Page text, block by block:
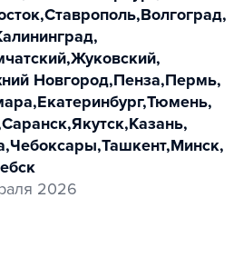
,Ставрополь,Волгоград,
,
,Жуковский,
Новгород,Пенза,Пермь,
,Екатеринбург,Тюмень,
Саранск,Якутск,Казань,
,Чебоксары,Ташкент,Минск,
2026